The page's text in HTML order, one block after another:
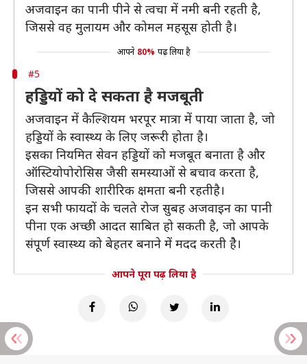
अजवाइन का पानी पीने से त्वचा में नमी बनी रहती है,
जिससे वह मुलायम और कोमल महसूस होती है।
आपने 80% पढ़ लिया है
#5
हड्डियों को दे सकता है मजबूती
अजवाइन में कैल्शियम भरपूर मात्रा में पाया जाता है, जो
हड्डियों के स्वास्थ्य के लिए जरूरी होता है।
इसका नियमित सेवन हड्डियों को मजबूत बनाता है और
ऑस्टियोपोरोसिस जैसी समस्याओं से बचाव करता है,
जिससे आपकी शारीरिक क्षमता बनी रहतीहै।
इन सभी फायदों के चलते रोज सुबह अजवाइन का पानी
पीना एक अच्छी आदत साबित हो सकती है, जो आपके
संपूर्ण स्वास्थ्य को बेहतर बनाने में मदद करती हैे।
आपने पूरा पढ़ लिया है